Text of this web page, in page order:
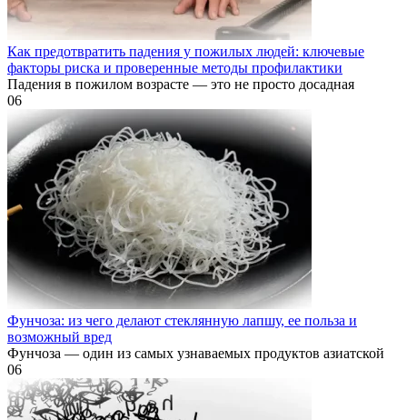
Как предотвратить падения у пожилых людей: ключевые
факторы риска и проверенные методы профилактики
Падения в пожилом возрасте — это не просто досадная
06
Фунчоза: из чего делают стеклянную лапшу, ее польза и
возможный вред
Фунчоза — один из самых узнаваемых продуктов азиатской
06